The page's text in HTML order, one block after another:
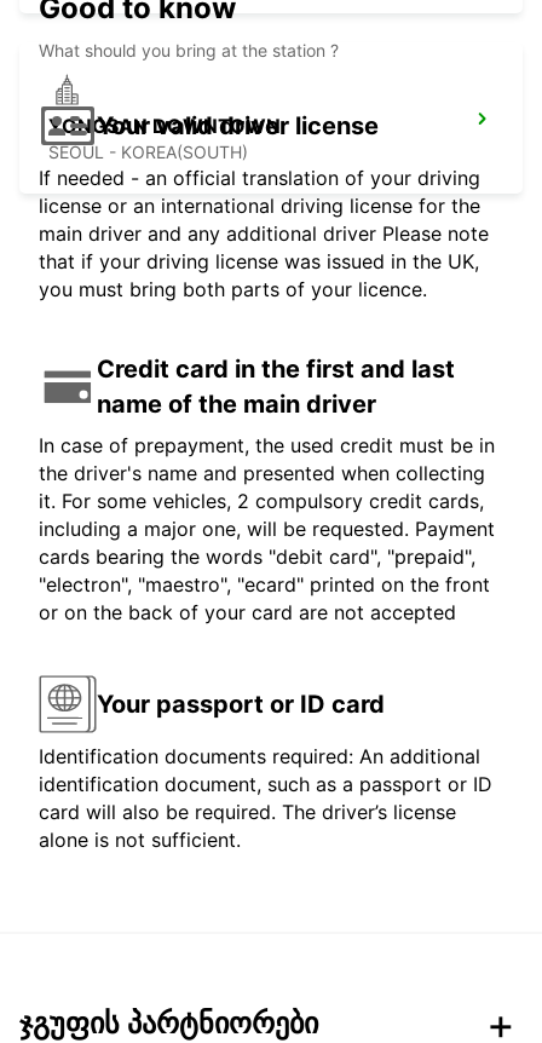
YONGSAN DOWNTOWN
SEOUL - KOREA(SOUTH)
Good to know
What should you bring at the station ?
Your valid driver license
If needed - an official translation of your driving
license or an international driving license for the
main driver and any additional driver Please note
that if your driving license was issued in the UK,
you must bring both parts of your licence.
Credit card in the first and last
name of the main driver
In case of prepayment, the used credit must be in
the driver's name and presented when collecting
it. For some vehicles, 2 compulsory credit cards,
including a major one, will be requested. Payment
cards bearing the words "debit card", "prepaid",
"electron", "maestro", "ecard" printed on the front
or on the back of your card are not accepted
Your passport or ID card
Identification documents required: An additional
identification document, such as a passport or ID
card will also be required. The driver’s license
alone is not sufficient.
ჯგუფის პარტნიორები